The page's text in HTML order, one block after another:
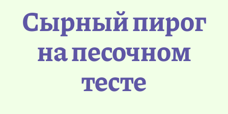
Сырный пирог
на песочном
тесте